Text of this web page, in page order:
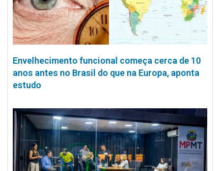
Envelhecimento funcional começa cerca de 10
anos antes no Brasil do que na Europa, aponta
estudo